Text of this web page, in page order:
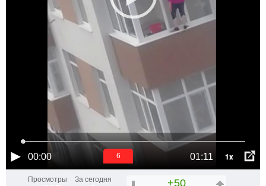
00:00 01:11 1x
6
Просмотры За сегодня +50